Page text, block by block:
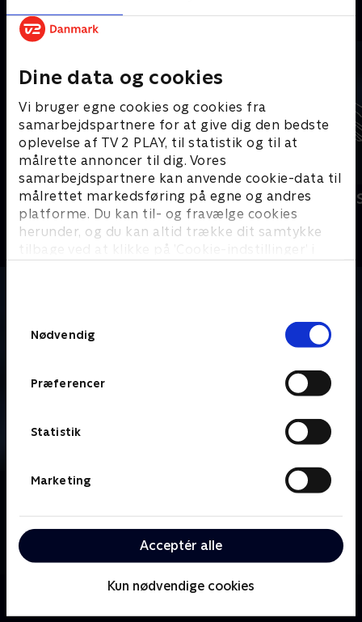
Dine data og cookies
Vi bruger egne cookies og cookies fra
samarbejdspartnere for at give dig den bedste
oplevelse af TV 2 PLAY, til statistik og til at
målrette annoncer til dig. Vores
samarbejdspartnere kan anvende cookie-data til
målrettet markedsføring på egne og andres
platforme. Du kan til- og fravælge cookies
herunder, og du kan altid trække dit samtykke
tilbage ved at klikke på ’Cookie-indstillinger’ i
Nødvendig
Præferencer
Statistik
Marketing
Acceptér alle
Kun nødvendige cookies
Andre så også
Vinter-OL - Kælk
Bobslæde
Vinter-OL -
Bobslæde
disciplinen, der kæmper om prestigefyldt OL-metal i
Milano Cortina.